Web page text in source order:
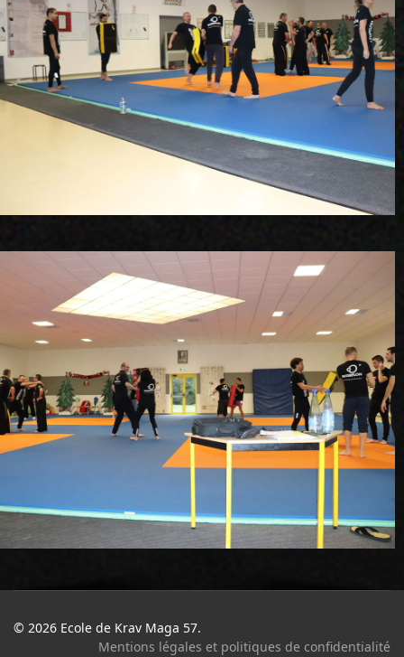
© 2026 Ecole de Krav Maga 57.
Mentions légales et politiques de confidentialité